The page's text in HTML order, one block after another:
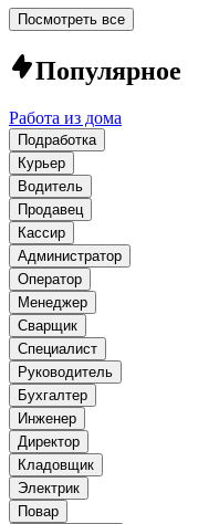
Посмотреть все
Популярное
Работа из дома
Подработка
Курьер
Водитель
Продавец
Кассир
Администратор
Оператор
Менеджер
Сварщик
Специалист
Руководитель
Бухгалтер
Инженер
Директор
Кладовщик
Электрик
Повар